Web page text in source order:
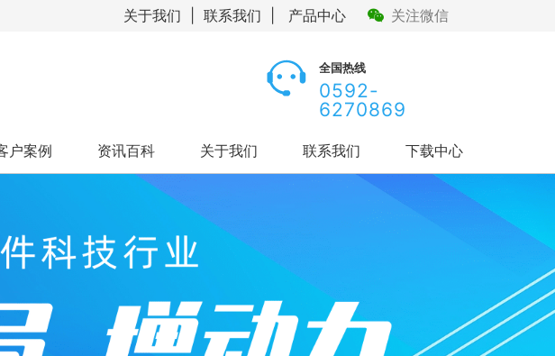
关于我们 联系我们 产品中心 关注微信
全国热线
0592-
6270869
户案例 资讯百科 关于我们 联系我们 下载中心